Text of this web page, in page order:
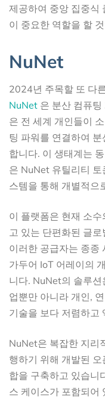
제공하여 중앙 집중식
이 중요한 역할을 할
NuNet
2024년 주목할 또 다
NuNet 은 분산 컴퓨
은 전 세계 개인들이
팅 파워를 연결하여
합니다. 이 생태계는
은 NuNet 유틸리티 토
스템을 통해 개별적으
이 플랫폼은 현재 소
고 있는 단편화된 글
이러한 공급자는 종종
가두어 IoT 어레이의
니다. NuNet의 솔루
업뿐만 아니라 개인,
기술을 보다 저렴하고
NuNet은 복잡한 지리
행하기 위해 개발된
합을 구축하고 있습니
스 케이스가 포함되어